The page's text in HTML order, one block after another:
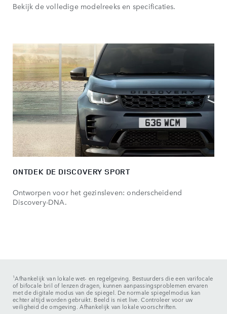
Bekijk de volledige modelreeks en specificaties.
ONTDEK DE DISCOVERY SPORT
Ontworpen voor het gezinsleven: onderscheidend
Discovery-DNA.
1Afhankelijk van lokale wet- en regelgeving. Bestuurders die een varifocale
of bifocale bril of lenzen dragen, kunnen aanpassingsproblemen ervaren
met de digitale modus van de spiegel. De normale spiegelmodus kan
echter altijd worden gebruikt. Beeld is niet live. Controleer voor uw
veiligheid de omgeving. Afhankelijk van lokale voorschriften.